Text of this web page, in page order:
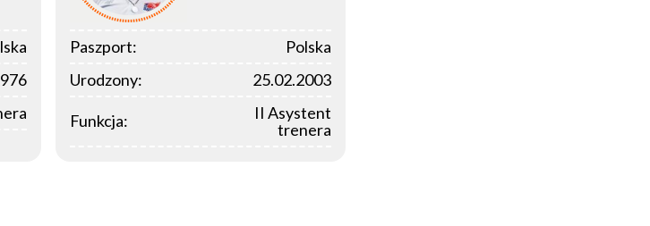
Paszport:
Polska
Urodzony:
25.02.2003
Funkcja:
II Asystent
trenera